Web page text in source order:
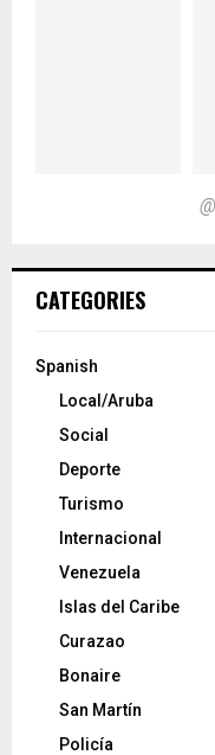
CATEGORIES
Spanish
Local/Aruba
Social
Deporte
Turismo
Internacional
Venezuela
Islas del Caribe
Curazao
Bonaire
San Martín
Policía